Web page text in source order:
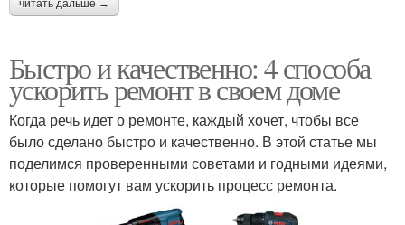
читать дальше →
Быстро и качественно: 4 способа
ускорить ремонт в своем доме
Когда речь идет о ремонте, каждый хочет, чтобы все
было сделано быстро и качественно. В этой статье мы
поделимся проверенными советами и годными идеями,
которые помогут вам ускорить процесс ремонта.